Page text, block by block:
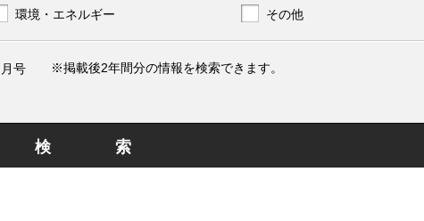
環境・エネルギー その他
月号
※掲載後2年間分の情報を検索できます。
検索